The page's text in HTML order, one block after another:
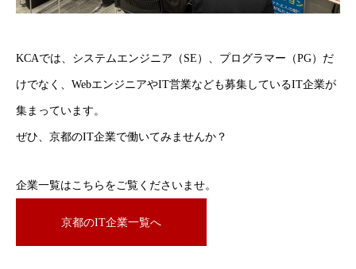
KCAでは、システムエンジニア（SE）、プログラマー（PG）だ
けでなく、WebエンジニアやIT営業なども募集しているIT企業が
集まっています。
ぜひ、京都のIT企業で働いてみませんか？
企業一覧はこちらをご覧くださいませ。
京都のIT企業一覧へ